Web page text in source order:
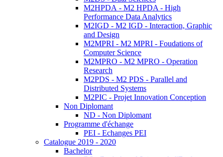
M2HPDA - M2 HPDA - High
Performance Data Analytics
M2IGD - M2 IGD - Interaction, Graphic
and Design
M2MPRI - M2 MPRI - Foudations of
Computer Science
M2MPRO - M2 MPRO - Operation
Research
M2PDS - M2 PDS - Parallel and
Distributed Systems
M2PIC - Projet Innovation Conception
Non Diplomant
ND - Non Diplomant
Programme d'échange
PEI - Echanges PEI
Catalogue 2019 - 2020
Bachelor